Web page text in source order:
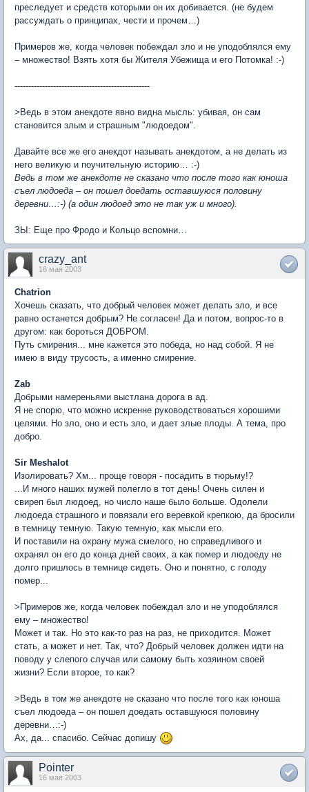
преследует и средств которыми он их добивается. (не будем
рассуждать о принципах, чести и прочем…)
Примеров же, когда человек побеждал зло и не уподоблялся ему
– множество! Взять хотя бы Жителя Убежища и его Потомка! :-)
-------------------------------------------------
>Ведь в этом анекдоте явно видна мысль: убивая, он сам
становится злым и страшным "людоедом".
Давайте все же его анекдот называть анекдотом, а не делать из
него великую и поучительную историю… :-)
Ведь в том же анекдоте не сказано что после того как юноша
съел людоеда – он пошел доедать оставшуюся половину
деревни…:-) (а один людоед это не так уж и много).
ЗЫ: Еще про Фродо и Кольцо вспомни…
crazy_ant
16 мая 2003
Chatrion
Хочешь сказать, что добрый человек может делать зло, и все
равно останется добрым? Не согласен! Да и потом, вопрос-то в
другом: как бороться ДОБРОМ.
Путь смирения... мне кажется это победа, но над собой. Я не
имею в виду трусость, а именно смирение.
Zab
Добрыми намереньями выстлана дорога в ад.
Я не спорю, что можно искренне руководствоваться хорошими
целями. Но зло, оно и есть зло, и дает злые плоды. А тема, про
добро.
Sir Meshalot
Изолировать? Хм... проще говоря - посадить в тюрьму!?
...И много наших мужей полегло в тот день! Очень силен и
свиреп был людоед, но число наше было больше. Одолели
людоеда страшного и повязали его веревкой крепкою, да бросили
в темницу темную. Такую темную, как мысли его.
И поставили на охрану мужа смелого, но справедливого и
охранял он его до конца дней своих, а как помер и людоеду не
долго пришлось в темнице сидеть. Оно и понятно, с голоду
помер...
>Примеров же, когда человек побеждал зло и не уподоблялся
ему – множество!
Может и так. Но это как-то раз на раз, не приходится. Может
стать, а может и нет. Так, что? Добрый человек должен идти на
поводу у слепого случая или самому быть хозяином своей
жизни? Если второе, то как?
>Ведь в том же анекдоте не сказано что после того как юноша
съел людоеда – он пошел доедать оставшуюся половину
деревни…:-)
Ах, да... спасибо. Сейчас допишу
Pointer
16 мая 2003